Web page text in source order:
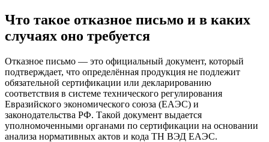
Что такое отказное письмо и в каких
случаях оно требуется
Отказное письмо — это официальный документ, который
подтверждает, что определённая продукция не подлежит
обязательной сертификации или декларированию
соответствия в системе технического регулирования
Евразийского экономического союза (ЕАЭС) и
законодательства РФ. Такой документ выдается
уполномоченными органами по сертификации на основании
анализа нормативных актов и кода ТН ВЭД ЕАЭС.